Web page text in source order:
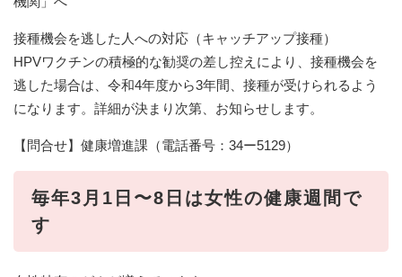
接種機会を逃した人への対応（キャッチアップ接種）
HPVワクチンの積極的な勧奨の差し控えにより、接種機会を
逃した場合は、令和4年度から3年間、接種が受けられるよう
になります。詳細が決まり次第、お知らせします。
【問合せ】健康増進課（電話番号：34ー5129）
毎年3月1日〜8日は女性の健康週間で
す